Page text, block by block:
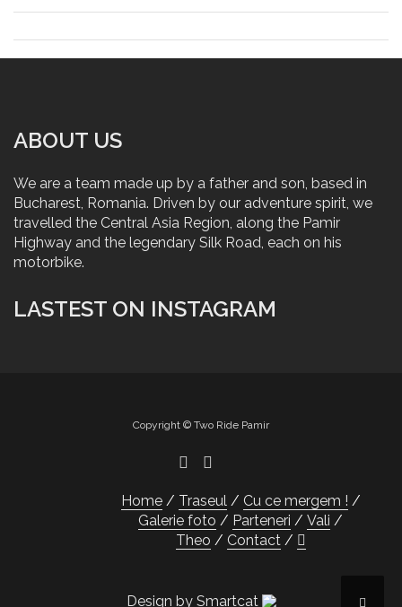
ABOUT US
We are a team made up by a father and son, based in
Bucharest, Romania. Driven by our adventure spirit, we
travelled the Central Asia Region, along the Pamir
Highway and the legendary Silk Road, each on his
motorbike.
LASTEST ON INSTAGRAM
Copyright © Two Ride Pamir
Home Traseul
Cu ce mergem !
Galerie foto
Parteneri
Vali
Theo
Contact
Design by Smartcat